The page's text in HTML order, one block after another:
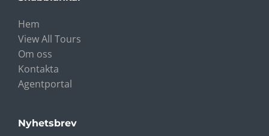
Hem
View All Tours
Om oss
Kontakta
Agentportal
Nyhetsbrev